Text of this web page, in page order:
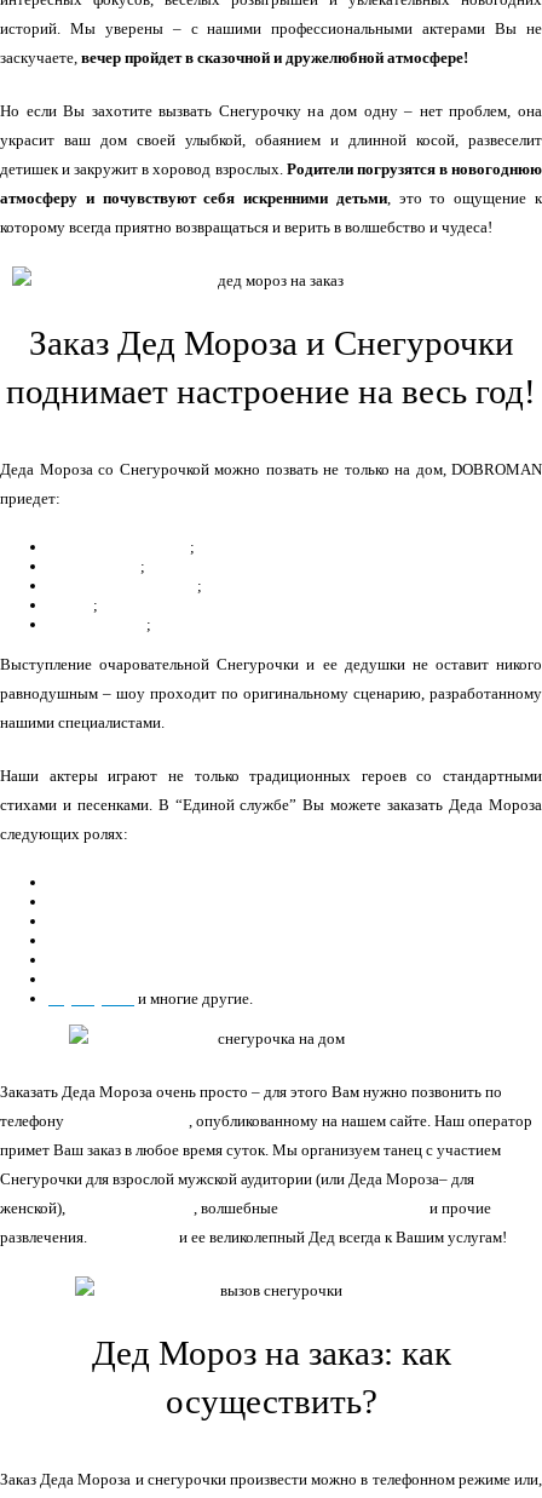
историй. Мы уверены – с нашими профессиональными актерами Вы не
заскучаете, вечер пройдет в сказочной и дружелюбной атмосфере!
Но если Вы захотите вызвать Снегурочку на дом одну – нет проблем, она
украсит ваш дом своей улыбкой, обаянием и длинной косой, развеселит
детишек и закружит в хоровод взрослых. Родители погрузятся в новогоднюю
атмосферу и почувствуют себя искренними детьми, это то ощущение к
которому всегда приятно возвращаться и верить в волшебство и чудеса!
Заказ Дед Мороза и Снегурочки
поднимает настроение на весь год!
Деда Мороза со Снегурочкой можно позвать не только на дом, DOBROMAN
приедет:
;
;
;
;
;
Выступление очаровательной Снегурочки и ее дедушки не оставит никого
равнодушным – шоу проходит по оригинальному сценарию, разработанному
нашими специалистами.
Наши актеры играют не только традиционных героев со стандартными
стихами и песенками. В “Единой службе” Вы можете заказать Деда Мороза
следующих ролях:
и многие другие.
Заказать Деда Мороза очень просто – для этого Вам нужно позвонить по
телефону
, опубликованному на нашем сайте. Наш оператор
примет Ваш заказ в любое время суток. Мы организуем танец с участием
Снегурочки для взрослой мужской аудитории (или Деда Мороза– для
женской),
, волшебные
и прочие
развлечения.
и ее великолепный Дед всегда к Вашим услугам!
Дед Мороз на заказ: как
осуществить?
Заказ Деда Мороза и снегурочки произвести можно в телефонном режиме или,